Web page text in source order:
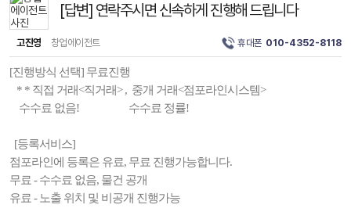
[답변] 연락주시면 신속하게 진행해 드립니다
고진영 창업에이전트 휴대폰 010-4352-8118
[진행방식 선택] 무료진행
* * 직접 거래<직거래> , 중개 거래<점포라인시스템>
수수료 없음! 수수료 정률!
[등록서비스]
점포라인에 등록은 유료, 무료 진행가능합니다.
무료 - 수수료 없음, 물건 공개
유료 - 노출 위치 및 비공개 진행가능